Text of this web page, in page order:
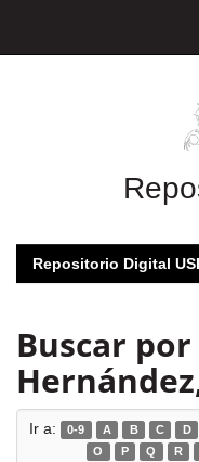
Repositorio Digital
Buscar
Ir a: 0-9 A B C D
O
P Q R